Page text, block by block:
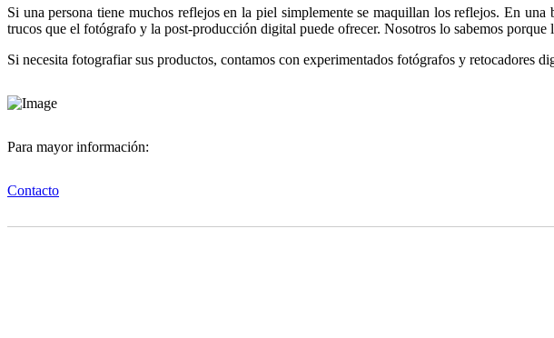
Si una persona tiene muchos reflejos en la piel simplemente se maquillan los reflejos. En
trucos que el fotógrafo y la post-producción digital puede ofrecer. Nosotros lo sabemos porque
Si necesita fotografiar sus productos, contamos con experimentados fotógrafos y retocadores
Para mayor información:
Contacto